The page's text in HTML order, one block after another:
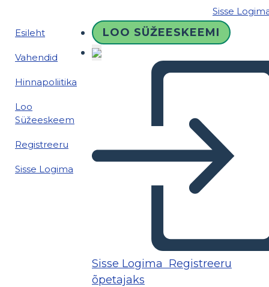
Sisse
Esileht
Vahendid
Hinnapoliitika
Loo
Süžeeskeem
Registreeru
Sisse Logima
LOO SÜŽEESKEEMI
Sisse Logima Registreeru
õpetajaks